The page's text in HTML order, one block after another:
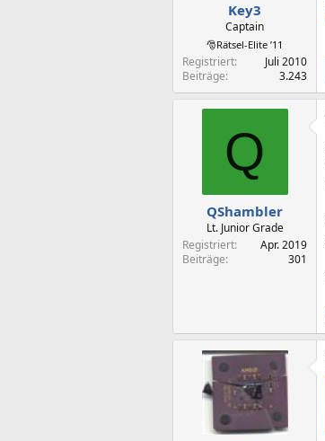
Key3
Captain
🎅Rätsel-Elite ’11
Registriert
Juli 2010
Beiträge
3.243
Q
QShambler
Lt. Junior Grade
Registriert
Apr. 2019
Beiträge
301